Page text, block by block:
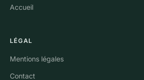
Accueil
LÉGAL
Mentions légales
Contact